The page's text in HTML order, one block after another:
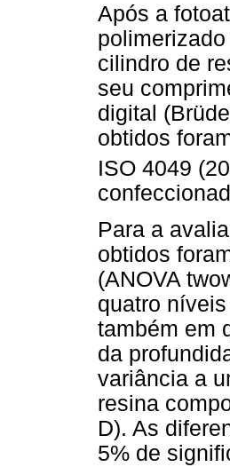
Após a
cilindro de
seu
digital
obtidos
ISO 4049
Para a
obtidos
(ANOVA
quatro
também em
da
variância a
resina
D). As
5% de